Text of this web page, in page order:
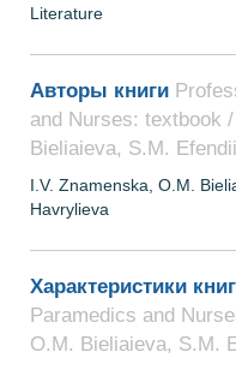
Literature
Авторы книги
and Nurses: textbook
Bieliaieva, S.M.
I.V. Znamenska, O.M.
Havrylieva
Характеристики
Paramedics and
O.M. Bieliaieva, S.M.